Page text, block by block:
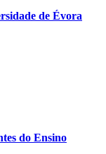
de Évora
do Ensino